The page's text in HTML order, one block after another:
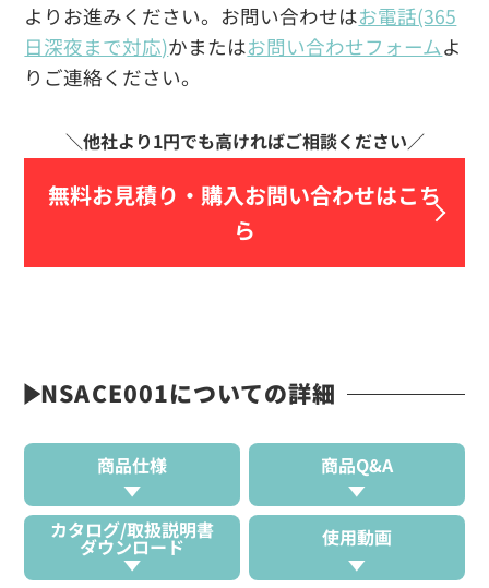
よりお進みください。お問い合わせはお電話(365
日深夜まで対応)かまたはお問い合わせフォームよ
りご連絡ください。
無料お見積り・ 購入お問い合わせはこち
ら
NSACE001についての詳細
商品仕様 商品Q&A
カタログ/取扱説明書
ダウンロード 使用動画